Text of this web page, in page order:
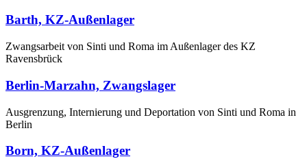
Barth, KZ-Außenlager
Zwangsarbeit von Sinti und Roma im Außenlager des KZ
Ravensbrück
Berlin-Marzahn, Zwangslager
Ausgrenzung, Internierung und Deportation von Sinti und Roma in
Berlin
Born, KZ-Außenlager